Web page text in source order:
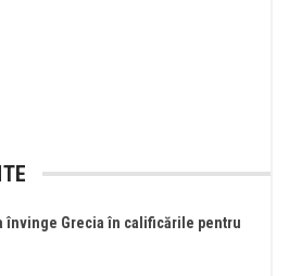
învinge Grecia în calificările pentru